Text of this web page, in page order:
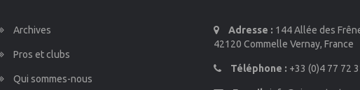
Archives
Pros et clubs
Qui sommes-nous
Adresse : 144 Allée des
42120 Commelle Vernay, France
Téléphone : +33 (0)4 77 72